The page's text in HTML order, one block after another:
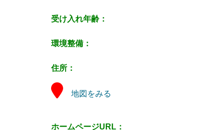
受け入れ年齢：
環境整備：
住所：
地図をみる
ホームページURL：